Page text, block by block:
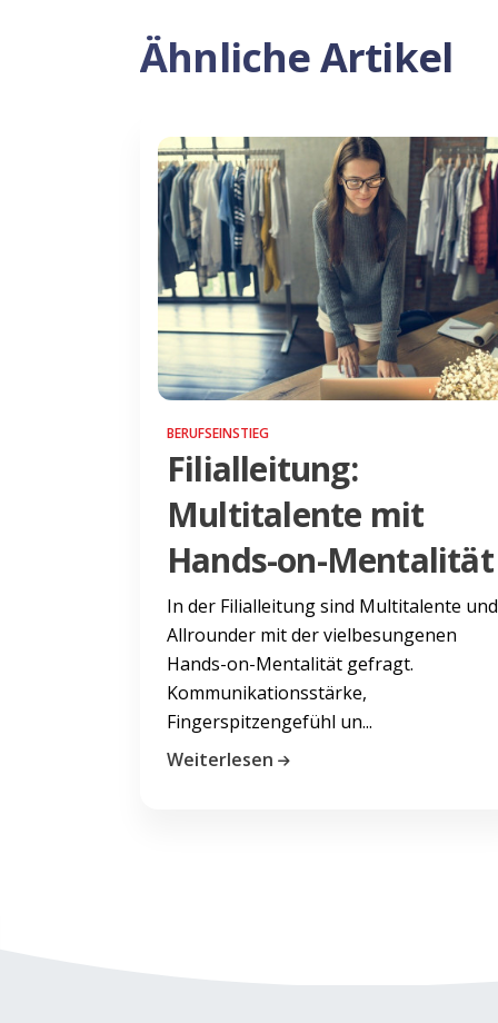
Ähnliche Artikel
BERUFSEINSTIEG
Filialleitung:
Multitalente mit
Hands-on-Mentalität
In der Filialleitung sind Multitalente und
Allrounder mit der vielbesungenen
Hands-on-Mentalität gefragt.
Kommunikationsstärke,
Fingerspitzengefühl un...
Weiterlesen